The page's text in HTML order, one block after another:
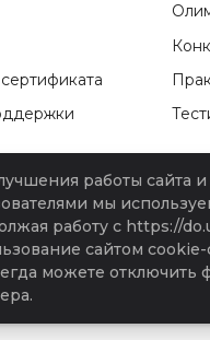
НИИ информационных
работы сайта
мы
работу с https://
сайтом
можете отключить